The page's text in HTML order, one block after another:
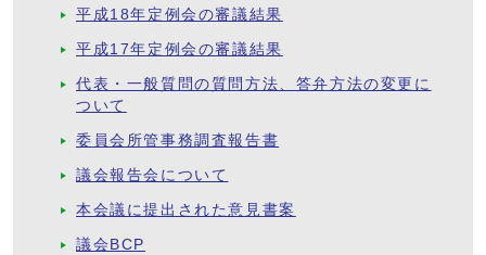
平成18年定例会の審議結果
平成17年定例会の審議結果
代表・一般質問の質問方法、答弁方法の変更に
ついて
委員会所管事務調査報告書
議会報告会について
本会議に提出された意見書案
議会BCP